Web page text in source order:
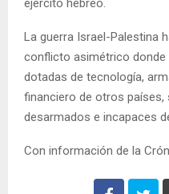
ejército hebreo.
La guerra Israel-Palestina
conflicto asimétrico
dotadas de tecnología,
financiero de otros países,
desarmados e incapaces
Con información de la